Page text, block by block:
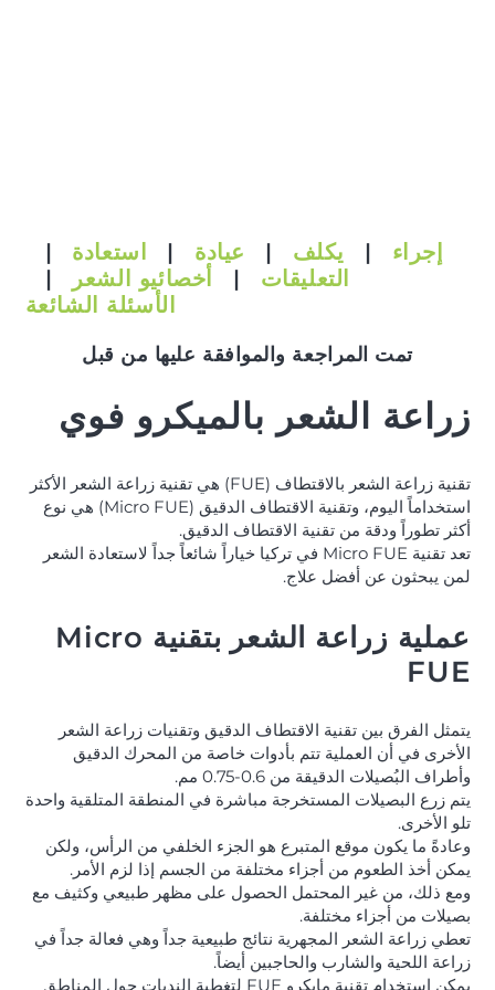
إجراء | يكلف | عيادة | استعادة
|
التعليقات
| أخصائيو الشعر
|
الأسئلة الشائعة
تمت المراجعة والموافقة عليها من قبل
زراعة الشعر بالميكرو فوي
تقنية زراعة الشعر بالاقتطاف (FUE) هي تقنية زراعة الشعر الأكثر
استخداماً اليوم، وتقنية الاقتطاف الدقيق (Micro FUE) هي نوع
أكثر تطوراً ودقة من تقنية الاقتطاف الدقيق.
تعد تقنية Micro FUE في تركيا خياراً شائعاً جداً لاستعادة الشعر
لمن يبحثون عن أفضل علاج.
عملية زراعة الشعر بتقنية Micro
FUE
يتمثل الفرق بين تقنية الاقتطاف الدقيق وتقنيات زراعة الشعر
الأخرى في أن العملية تتم بأدوات خاصة من المحرك الدقيق
وأطراف البُصيلات الدقيقة من 0.6-0.75 مم.
يتم زرع البصيلات المستخرجة مباشرة في المنطقة المتلقية واحدة
تلو الأخرى.
وعادةً ما يكون موقع المتبرع هو الجزء الخلفي من الرأس، ولكن
يمكن أخذ الطعوم من أجزاء مختلفة من الجسم إذا لزم الأمر.
ومع ذلك، من غير المحتمل الحصول على مظهر طبيعي وكثيف مع
بصيلات من أجزاء مختلفة.
تعطي زراعة الشعر المجهرية نتائج طبيعية جداً وهي فعالة جداً في
زراعة اللحية والشارب والحاجبين أيضاً.
يمكن استخدام تقنية مايكرو FUE لتغطية الندبات حول المناطق